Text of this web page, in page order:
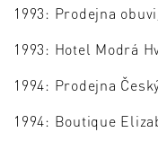
1993: Prodejna
1993: Hotel Modrá
1994: Prodejna
1994: Boutique